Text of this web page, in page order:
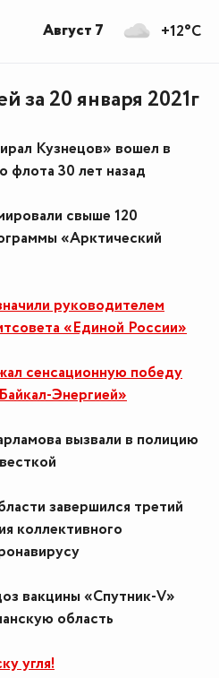
за 20 января 2021г
Кузнецов» вошел в
флота 30 лет назад
свыше 120
«Арктический
руководителем
«Единой России»
сенсационную победу
Энергией»
вызвали в полицию
завершился третий
коллективного
вакцины «Спутник-V»
область
угля!
+12°C
Август 7